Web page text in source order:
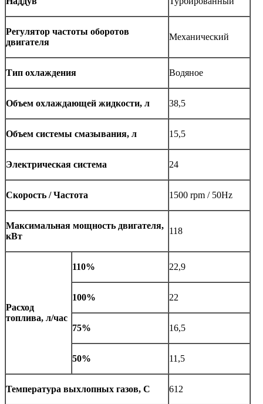
Регулятор частоты оборотов
двигателя
Механический
Тип охлаждения Водяное
Объем охлаждающей жидкости, л 38,5
Объем системы смазывания, л 15,5
Электрическая система 24
Скорость / Частота 1500 rpm / 50Hz
Максимальная мощность двигателя,
кВт
118
Расход
топлива, л/час
110% 22,9
100% 22
75% 16,5
50% 11,5
Температура выхлопных газов, С 612